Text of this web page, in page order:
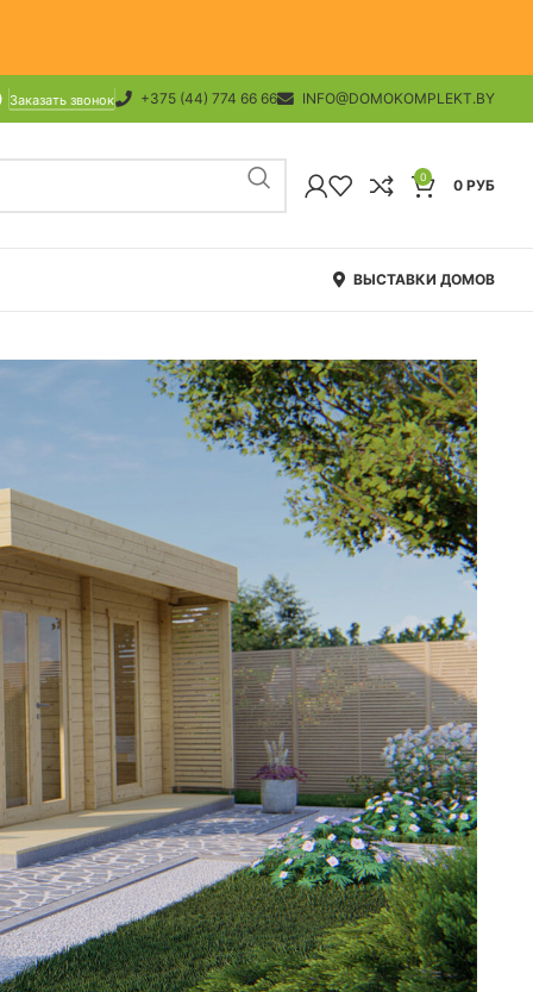
Заказать звонок +375 (44) 774 66 66 INFO@DOMOKOMPLEKT.BY
0 0 РУБ
ВЫСТАВКИ ДОМОВ